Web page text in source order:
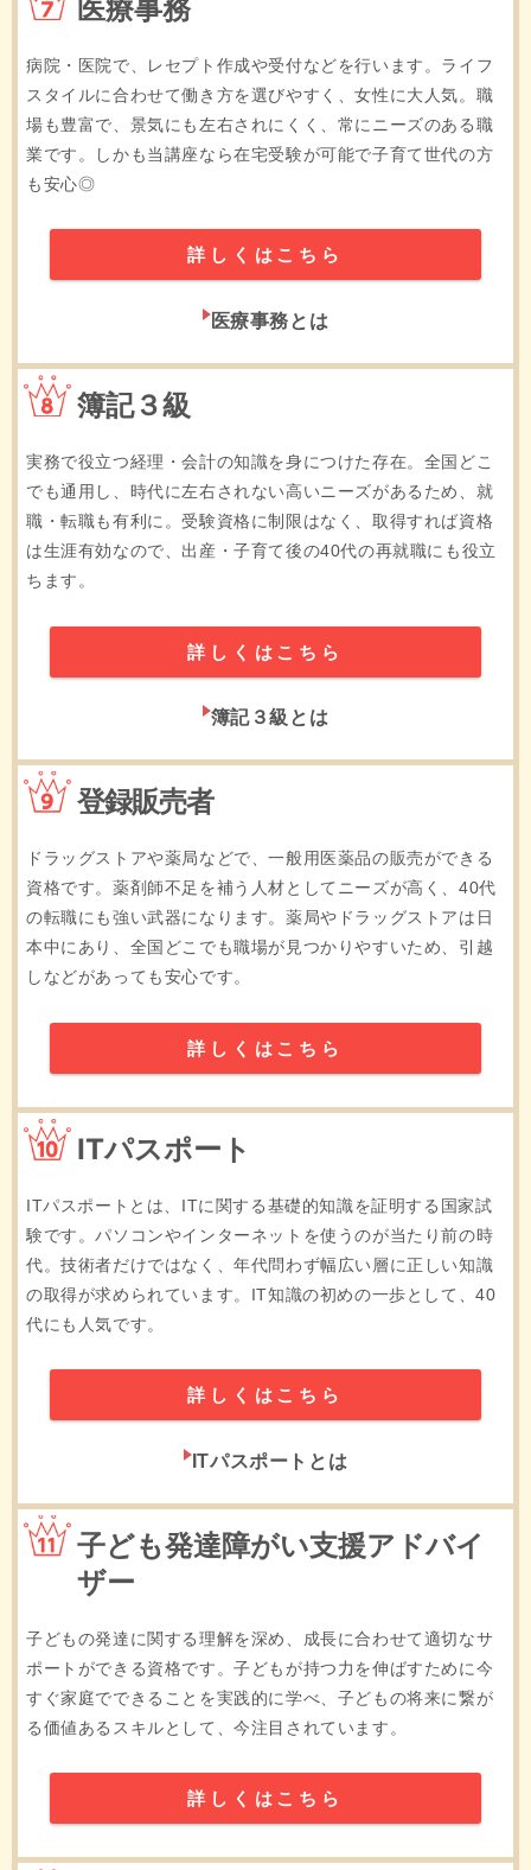
医療事務
病院・医院で、レセプト作成や受付などを行います。ライフ
スタイルに合わせて働き方を選びやすく、女性に大人気。職
場も豊富で、景気にも左右されにくく、常にニーズのある職
業です。しかも当講座なら在宅受験が可能で子育て世代の方
も安心◎
詳しくはこちら
医療事務とは
簿記３級
実務で役立つ経理・会計の知識を身につけた存在。全国どこ
でも通用し、時代に左右されない高いニーズがあるため、就
職・転職も有利に。受験資格に制限はなく、取得すれば資格
は生涯有効なので、出産・子育て後の40代の再就職にも役立
ちます。
詳しくはこちら
簿記３級とは
登録販売者
ドラッグストアや薬局などで、一般用医薬品の販売ができる
資格です。薬剤師不足を補う人材としてニーズが高く、40代
の転職にも強い武器になります。薬局やドラッグストアは日
本中にあり、全国どこでも職場が見つかりやすいため、引越
しなどがあっても安心です。
詳しくはこちら
ITパスポート
ITパスポートとは、ITに関する基礎的知識を証明する国家試
験です。パソコンやインターネットを使うのが当たり前の時
代。技術者だけではなく、年代問わず幅広い層に正しい知識
の取得が求められています。IT知識の初めの一歩として、40
代にも人気です。
詳しくはこちら
ITパスポートとは
子ども発達障がい支援アドバイ
ザー
子どもの発達に関する理解を深め、成長に合わせて適切なサ
ポートができる資格です。子どもが持つ力を伸ばすために今
すぐ家庭でできることを実践的に学べ、子どもの将来に繋が
る価値あるスキルとして、今注目されています。
詳しくはこちら